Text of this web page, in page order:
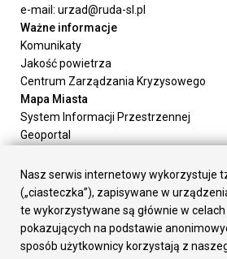
e-mail: urzad@ruda-sl.pl
Ważne informacje
Komunikaty
Jakość powietrza
Centrum Zarządzania Kryzysowego
Mapa Miasta
System Informacji Przestrzennej
Geoportal
Załatw sprawę
Prezydent Miasta
Rada Miasta
Wydziały
Elektroniczna Skrzynka Podawcza
Nasz serwis internetowy wykorzystuje
(„ciasteczka”), zapisywane w
te wykorzystywane są głównie w
pokazujących na podstawie
sposób użytkownicy korzystają z